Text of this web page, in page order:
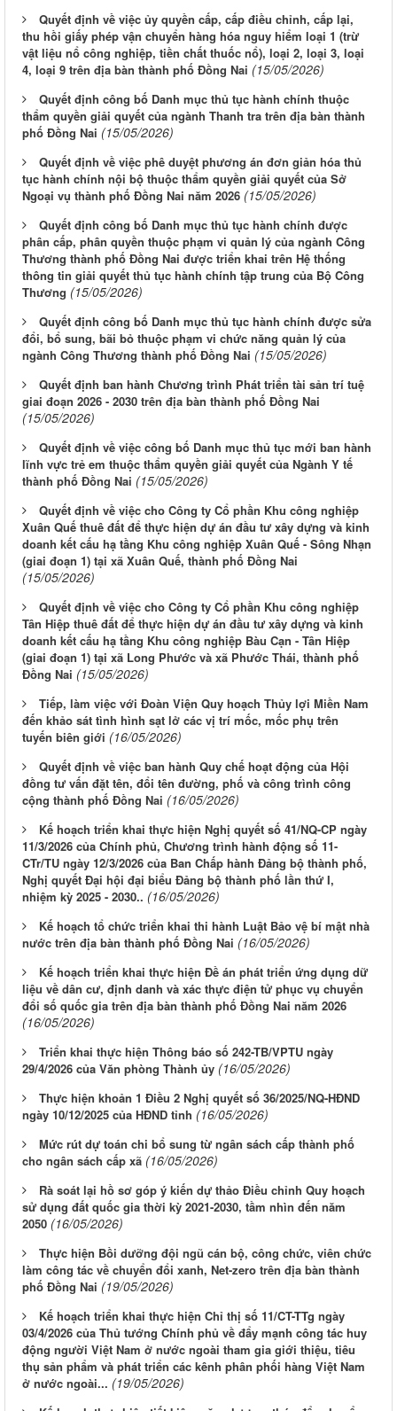
Quyết định về việc ủy quyền cấp, cấp điều chỉnh, cấp lại,
thu hồi giấy phép vận chuyển hàng hóa nguy hiểm loại 1 (trừ
vật liệu nổ công nghiệp, tiền chất thuốc nổ), loại 2, loại 3, loại
4, loại 9 trên địa bàn thành phố Đồng Nai (15/05/2026)
Quyết định công bố Danh mục thủ tục hành chính thuộc
thẩm quyền giải quyết của ngành Thanh tra trên địa bàn thành
phố Đồng Nai (15/05/2026)
Quyết định về việc phê duyệt phương án đơn giản hóa thủ
tục hành chính nội bộ thuộc thẩm quyền giải quyết của Sở
Ngoại vụ thành phố Đồng Nai năm 2026 (15/05/2026)
Quyết định công bố Danh mục thủ tục hành chính được
phân cấp, phân quyền thuộc phạm vi quản lý của ngành Công
Thương thành phố Đồng Nai được triển khai trên Hệ thống
thông tin giải quyết thủ tục hành chính tập trung của Bộ Công
Thương (15/05/2026)
Quyết định công bố Danh mục thủ tục hành chính được sửa
đổi, bổ sung, bãi bỏ thuộc phạm vi chức năng quản lý của
ngành Công Thương thành phố Đồng Nai (15/05/2026)
Quyết định ban hành Chương trình Phát triển tài sản trí tuệ
giai đoạn 2026 - 2030 trên địa bàn thành phố Đồng Nai
(15/05/2026)
Quyết định về việc công bố Danh mục thủ tục mới ban hành
lĩnh vực trẻ em thuộc thẩm quyền giải quyết của Ngành Y tế
thành phố Đồng Nai (15/05/2026)
Quyết định về việc cho Công ty Cổ phần Khu công nghiệp
Xuân Quế thuê đất để thực hiện dự án đầu tư xây dựng và kinh
doanh kết cấu hạ tầng Khu công nghiệp Xuân Quế - Sông Nhạn
(giai đoạn 1) tại xã Xuân Quế, thành phố Đồng Nai
(15/05/2026)
Quyết định về việc cho Công ty Cổ phần Khu công nghiệp
Tân Hiệp thuê đất để thực hiện dự án đầu tư xây dựng và kinh
doanh kết cấu hạ tầng Khu công nghiệp Bàu Cạn - Tân Hiệp
(giai đoạn 1) tại xã Long Phước và xã Phước Thái, thành phố
Đồng Nai (15/05/2026)
Tiếp, làm việc với Đoàn Viện Quy hoạch Thủy lợi Miền Nam
đến khảo sát tình hình sạt lở các vị trí mốc, mốc phụ trên
tuyến biên giới (16/05/2026)
Quyết định về việc ban hành Quy chế hoạt động của Hội
đồng tư vấn đặt tên, đổi tên đường, phố và công trình công
cộng thành phố Đồng Nai (16/05/2026)
Kế hoạch triển khai thực hiện Nghị quyết số 41/NQ-CP ngày
11/3/2026 của Chính phủ, Chương trình hành động số 11-
CTr/TU ngày 12/3/2026 của Ban Chấp hành Đảng bộ thành phố,
Nghị quyết Đại hội đại biểu Đảng bộ thành phố lần thứ I,
nhiệm kỳ 2025 - 2030.. (16/05/2026)
Kế hoạch tổ chức triển khai thi hành Luật Bảo vệ bí mật nhà
nước trên địa bàn thành phố Đồng Nai (16/05/2026)
Kế hoạch triển khai thực hiện Đề án phát triển ứng dụng dữ
liệu về dân cư, định danh và xác thực điện tử phục vụ chuyển
đổi số quốc gia trên địa bàn thành phố Đồng Nai năm 2026
(16/05/2026)
Triển khai thực hiện Thông báo số 242-TB/VPTU ngày
29/4/2026 của Văn phòng Thành ủy (16/05/2026)
Thực hiện khoản 1 Điều 2 Nghị quyết số 36/2025/NQ-HĐND
ngày 10/12/2025 của HĐND tỉnh (16/05/2026)
Mức rút dự toán chi bổ sung từ ngân sách cấp thành phố
cho ngân sách cấp xã (16/05/2026)
Rà soát lại hồ sơ góp ý kiến dự thảo Điều chỉnh Quy hoạch
sử dụng đất quốc gia thời kỳ 2021-2030, tầm nhìn đến năm
2050 (16/05/2026)
Thực hiện Bồi dưỡng đội ngũ cán bộ, công chức, viên chức
làm công tác về chuyển đổi xanh, Net-zero trên địa bàn thành
phố Đồng Nai (19/05/2026)
Kế hoạch triển khai thực hiện Chỉ thị số 11/CT-TTg ngày
03/4/2026 của Thủ tướng Chính phủ về đẩy mạnh công tác huy
động người Việt Nam ở nước ngoài tham gia giới thiệu, tiêu
thụ sản phẩm và phát triển các kênh phân phối hàng Việt Nam
ở nước ngoài... (19/05/2026)